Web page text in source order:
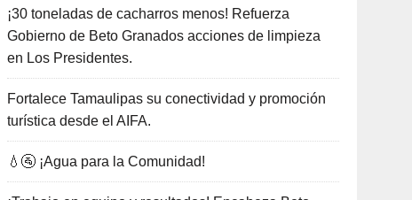
¡30 toneladas de cacharros menos! Refuerza
Gobierno de Beto Granados acciones de limpieza
en Los Presidentes.
Fortalece Tamaulipas su conectividad y promoción
turística desde el AIFA.
💧🚰 ¡Agua para la Comunidad!